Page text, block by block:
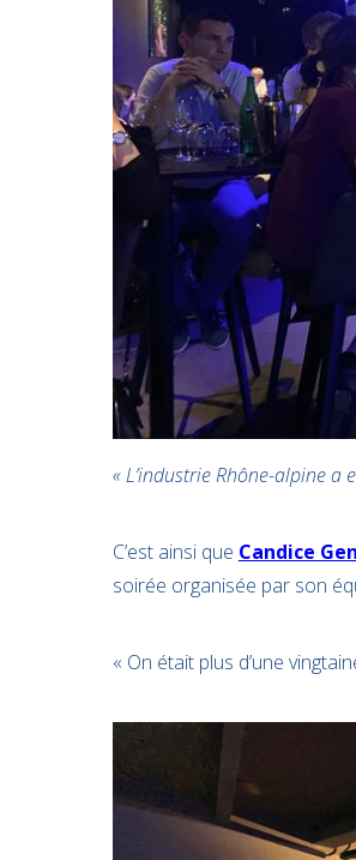
« L’industrie Rhône-alpine a
C’est ainsi que Candice
soirée organisée par son
« On était plus d’une